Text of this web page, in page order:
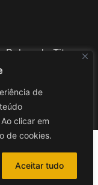
de
clicar em
de cookies.
Aceitar tudo
Tito
iv3